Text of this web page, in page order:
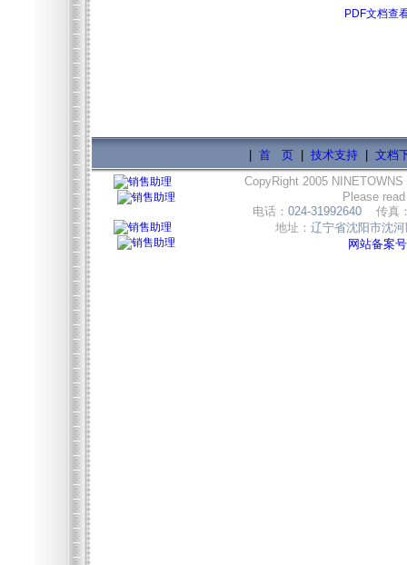
PDF文档查
首 页| 技术支持| 文档
CopyRight 2005 NINETOWNS
Please
电话： 024-31992640 传真
地址： 辽宁省沈阳市沈
网站备案